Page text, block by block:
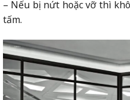
– Nếu bị nứt hoặc vỡ thì
tấm.